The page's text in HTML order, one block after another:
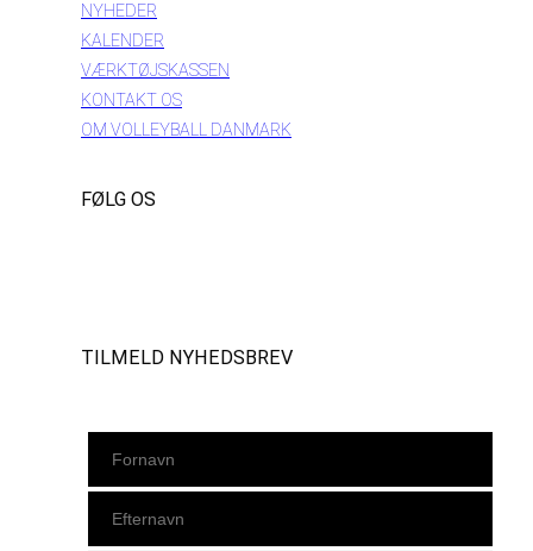
NYHEDER
KALENDER
VÆRKTØJSKASSEN
KONTAKT OS
OM VOLLEYBALL DANMARK
FØLG OS
TILMELD NYHEDSBREV